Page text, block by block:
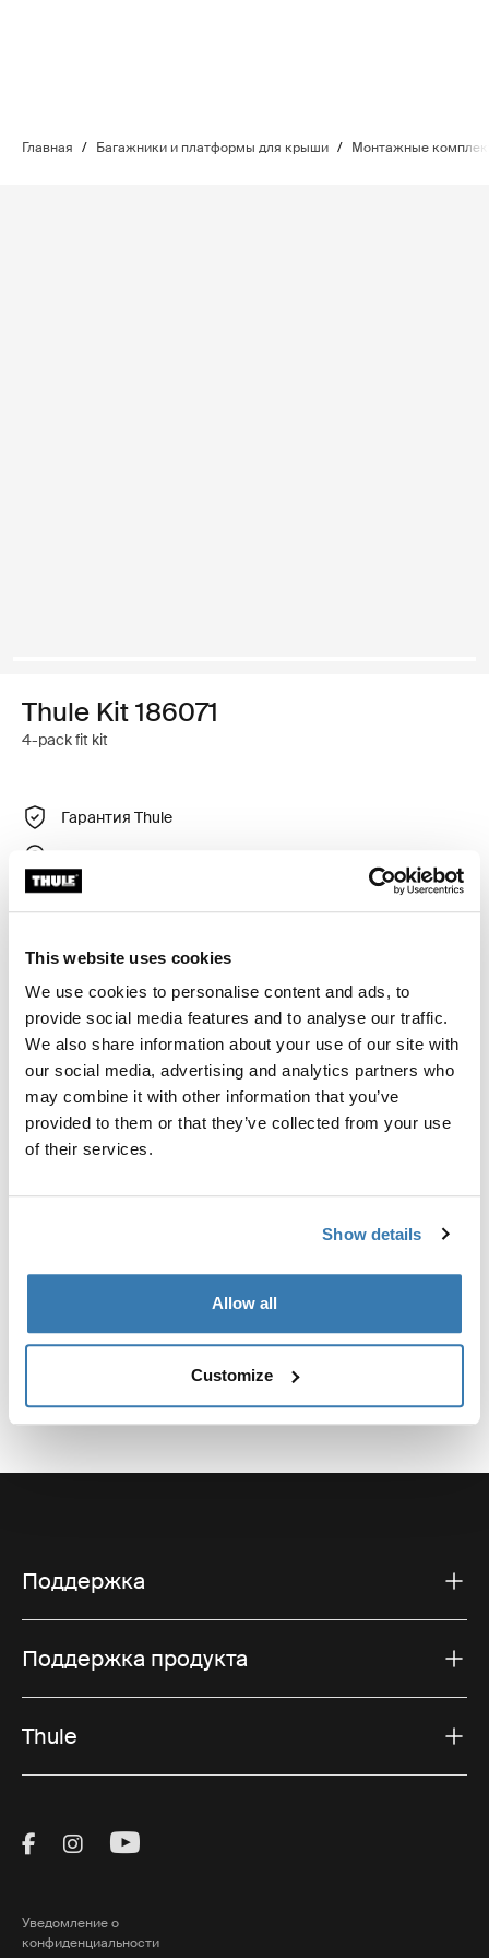
This website uses cookies
We use cookies to personalise content and ads, to
provide social media features and to analyse our traffic.
We also share information about your use of our site with
our social media, advertising and analytics partners who
may combine it with other information that you’ve
provided to them or that they’ve collected from your use
of their services.
Show details
Allow all
Customize
Главная / Багажники и платформы для крыши / Монтажные
Thule Kit 186071
4-pack fit kit
Гарантия Thule
багажника для крыши Thule на автомобили с
интегрированными рейлингами.
Toggle features
Все характеристики
Toggle techspec
Технические характеристики
Поддержка
Поддержка продукта
Thule
Visit Thule on Facebook (external link)
Visit Thule on Instagram (external link)
Visit Thule on Youtube (external
Уведомление о
конфиденциальности